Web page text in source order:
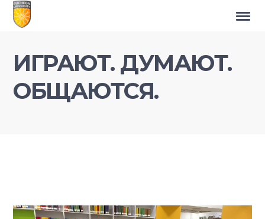
ИГРАЮТ. ДУМАЮТ.
ОБЩАЮТСЯ.